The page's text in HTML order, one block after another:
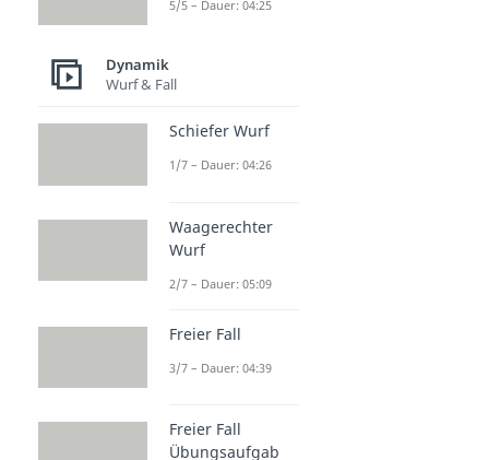
5/5 – Dauer: 04:25
Dynamik
Wurf & Fall
Schiefer Wurf
1/7 – Dauer: 04:26
Waagerechter
Wurf
2/7 – Dauer: 05:09
Freier Fall
3/7 – Dauer: 04:39
Freier Fall
Übungsaufgab